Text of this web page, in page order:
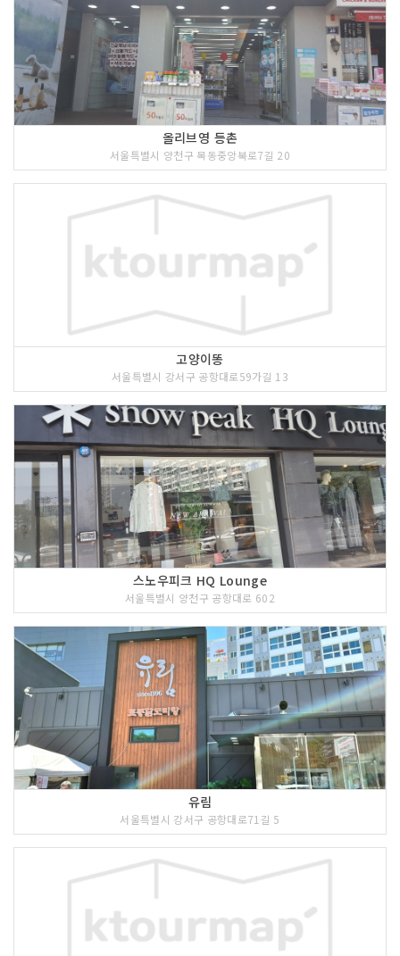
올리브영 등촌
서울특별시 양천구 목동중앙북로7길 20
고양이똥
서울특별시 강서구 공항대로59가길 13
스노우피크 HQ Lounge
서울특별시 양천구 공항대로 602
유림
서울특별시 강서구 공항대로71길 5